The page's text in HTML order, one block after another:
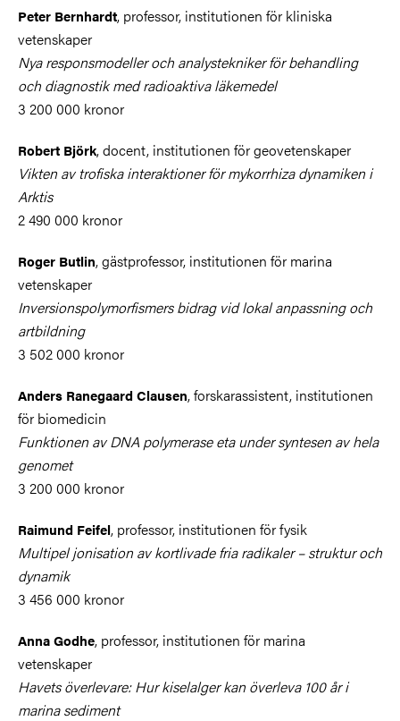
Peter Bernhardt, professor, institutionen för kliniska
vetenskaper
Nya responsmodeller och analystekniker för behandling
och diagnostik med radioaktiva läkemedel
3 200 000 kronor
Robert Björk, docent, institutionen för geovetenskaper
Vikten av trofiska interaktioner för mykorrhiza dynamiken i
Arktis
2 490 000 kronor
Roger Butlin, gästprofessor, institutionen för marina
vetenskaper
Inversionspolymorfismers bidrag vid lokal anpassning och
artbildning
3 502 000 kronor
Anders Ranegaard Clausen, forskarassistent, institutionen
för biomedicin
Funktionen av DNA polymerase eta under syntesen av hela
genomet
3 200 000 kronor
Raimund Feifel, professor, institutionen för fysik
Multipel jonisation av kortlivade fria radikaler – struktur och
dynamik
3 456 000 kronor
Anna Godhe, professor, institutionen för marina
vetenskaper
Havets överlevare: Hur kiselalger kan överleva 100 år i
marina sediment